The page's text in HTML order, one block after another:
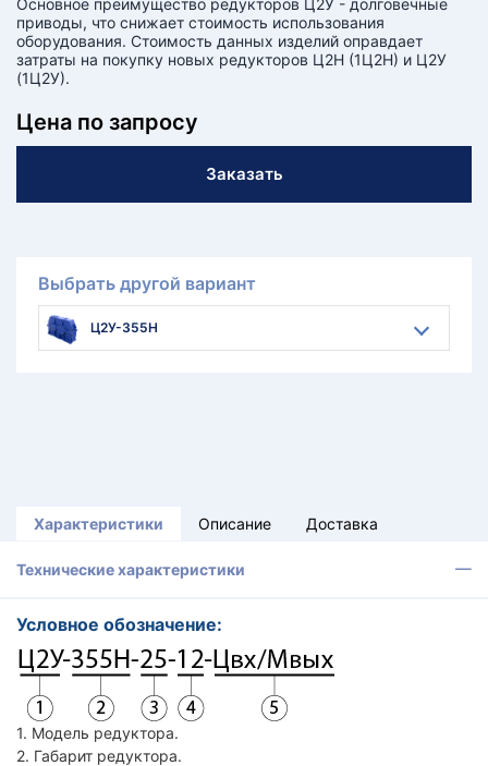
Основное преимущество редукторов Ц2У - долговечные
приводы, что снижает стоимость использования
оборудования. Стоимость данных изделий оправдает
затраты на покупку новых редукторов Ц2Н (1Ц2Н) и Ц2У
(1Ц2У).
Цена по запросу
Заказать
Выбрать другой вариант
Ц2У-355Н
Характеристики Описание Доставка
Технические характеристики
Условное обозначение:
1. Модель редуктора.
2. Габарит редуктора.